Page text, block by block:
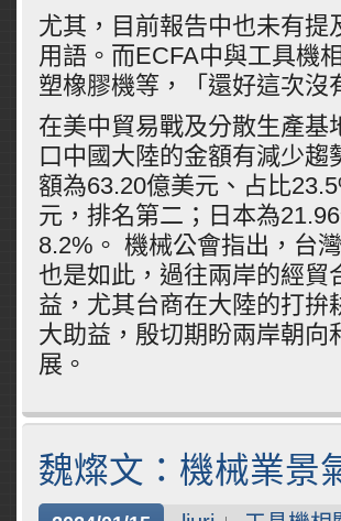
尤其，目前報告中也未有提
用語。而ECFA中與工具機
塑橡膠機等，「還好這次沒
在美中貿易戰及分散生產
口中國大陸的金額有減少
額為63.20億美元、占比
元，排名第二；日本為
8.2%。 機械公會指出，台
也是如此，過往兩岸的經貿
益，尤其台商在大陸的打
大助益，殷切期盼兩岸朝
展。
魏燦文：機械業景